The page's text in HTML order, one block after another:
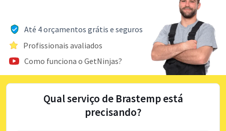
Até 4 orçamentos grátis e seguros
Profissionais avaliados
Como funciona o GetNinjas?
Qual serviço de Brastemp está
precisando?